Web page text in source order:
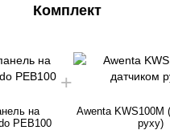
Комплект
на
PEB100
Awenta KWS100M
руху)